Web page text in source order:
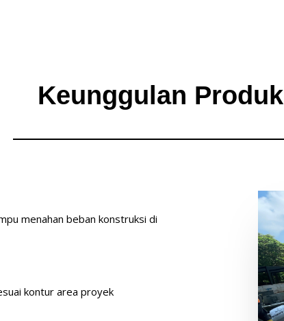
Keunggulan Produk
menahan beban konstruksi di
kontur area proyek